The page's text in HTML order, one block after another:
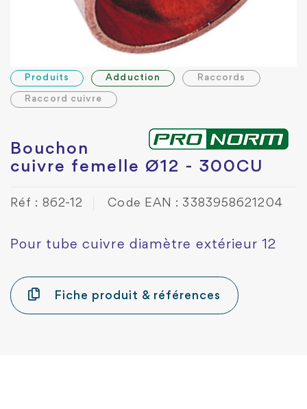
Produits Adduction Raccords
Raccord cuivre
Bouchon
cuivre femelle Ø12 - 300CU
Réf : 862-12 Code EAN : 3383958621204
Pour tube cuivre diamètre extérieur 12
Fiche produit & références